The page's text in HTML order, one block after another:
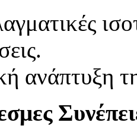
ανάπτυξη